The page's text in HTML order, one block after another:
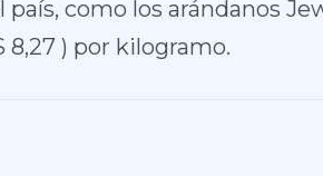
país, como los arándanos
8,27 ) por kilogramo.